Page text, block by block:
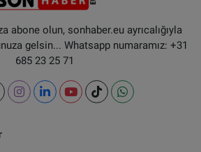
abone olun, sonhaber.eu ayrıcalığıyla
gelsin... Whatsapp numaramız: +31
685 23 25 71